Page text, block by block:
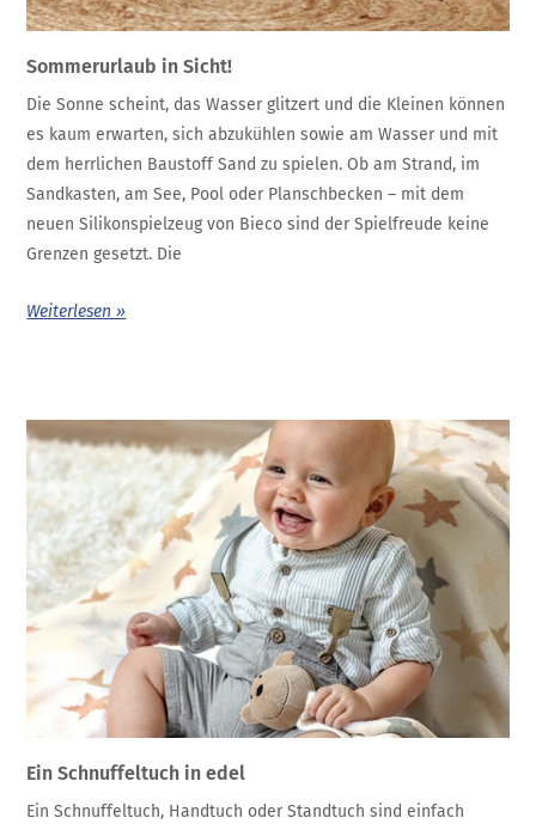
Sommerurlaub in Sicht!
Die Sonne scheint, das Wasser glitzert und die Kleinen können
es kaum erwarten, sich abzukühlen sowie am Wasser und mit
dem herrlichen Baustoff Sand zu spielen. Ob am Strand, im
Sandkasten, am See, Pool oder Planschbecken – mit dem
neuen Silikonspielzeug von Bieco sind der Spielfreude keine
Grenzen gesetzt. Die
Weiterlesen »
Ein Schnuffeltuch in edel
Ein Schnuffeltuch, Handtuch oder Standtuch sind einfach